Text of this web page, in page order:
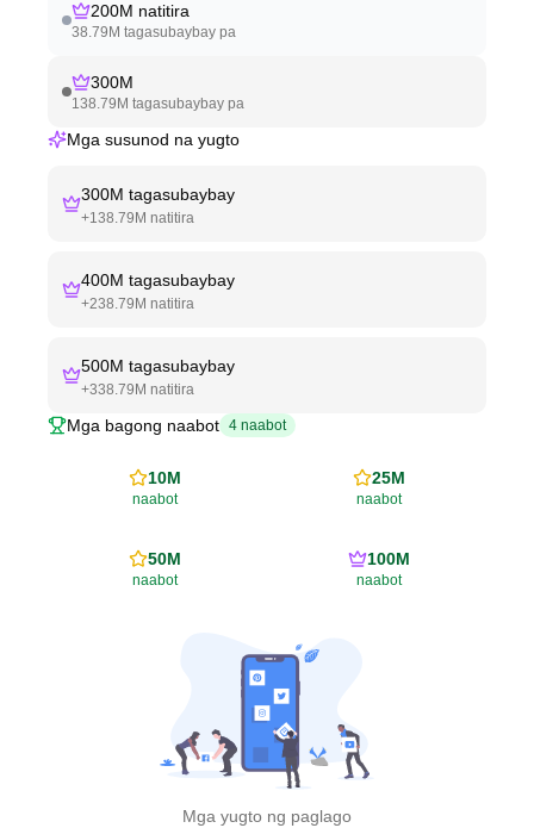
200M natitira
38.79M tagasubaybay pa
300M
138.79M tagasubaybay pa
Mga susunod na yugto
300M tagasubaybay
+138.79M natitira
400M tagasubaybay
+238.79M natitira
500M tagasubaybay
+338.79M natitira
Mga bagong naabot 4 naabot
10M
naabot
25M
naabot
50M
naabot
100M
naabot
Mga yugto ng paglago